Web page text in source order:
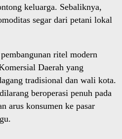
keluarga. Sebaliknya,
segar dari petani lokal
ritel modern
Daerah yang
tradisional dan wali kota.
beroperasi penuh pada
arus konsumen ke pasar